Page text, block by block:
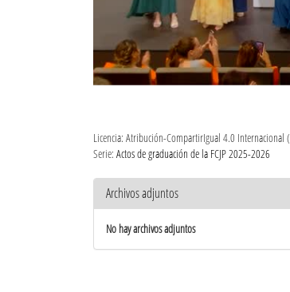
Licencia: Atribución-CompartirIgual 4.0 Internacional
Serie: Actos de graduación de la FCJP 2025-2026
Archivos adjuntos
No hay archivos adjuntos